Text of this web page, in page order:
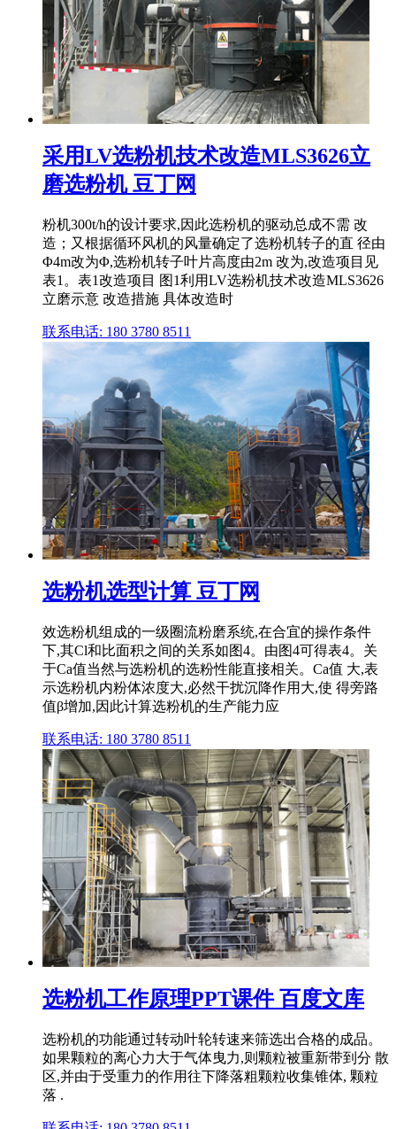
采用LV选粉机技术改造MLS3626立
磨选粉机 豆丁网
粉机300t/h的设计要求,因此选粉机的驱动总成不需 改
造；又根据循环风机的风量确定了选粉机转子的直 径由
Φ4m改为Φ,选粉机转子叶片高度由2m 改为,改造项目见
表1。表1改造项目 图1利用LV选粉机技术改造MLS3626
立磨示意 改造措施 具体改造时
联系电话: 180 3780 8511
选粉机选型计算 豆丁网
效选粉机组成的一级圈流粉磨系统,在合宜的操作条件
下,其Cl和比面积之间的关系如图4。由图4可得表4。关
于Ca值当然与选粉机的选粉性能直接相关。Ca值 大,表
示选粉机内粉体浓度大,必然干扰沉降作用大,使 得旁路
值β增加,因此计算选粉机的生产能力应
联系电话: 180 3780 8511
选粉机工作原理PPT课件 百度文库
选粉机的功能通过转动叶轮转速来筛选出合格的成品。
如果颗粒的离心力大于气体曳力,则颗粒被重新带到分 散
区,并由于受重力的作用往下降落粗颗粒收集锥体, 颗粒
落 .